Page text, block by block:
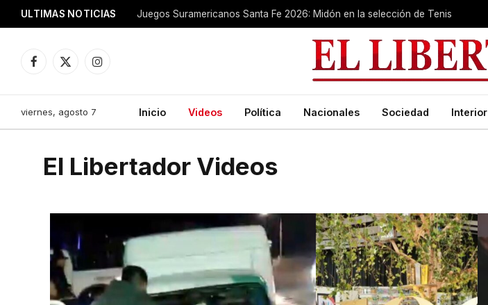
ULTIMAS NOTICIAS Juegos Suramericanos Santa Fe 2026: Midón en la selección de Tenis
Facebook
X
Instagram
viernes, agosto 7 Inicio Videos Política Nacionales Sociedad Interior
El Libertador Videos